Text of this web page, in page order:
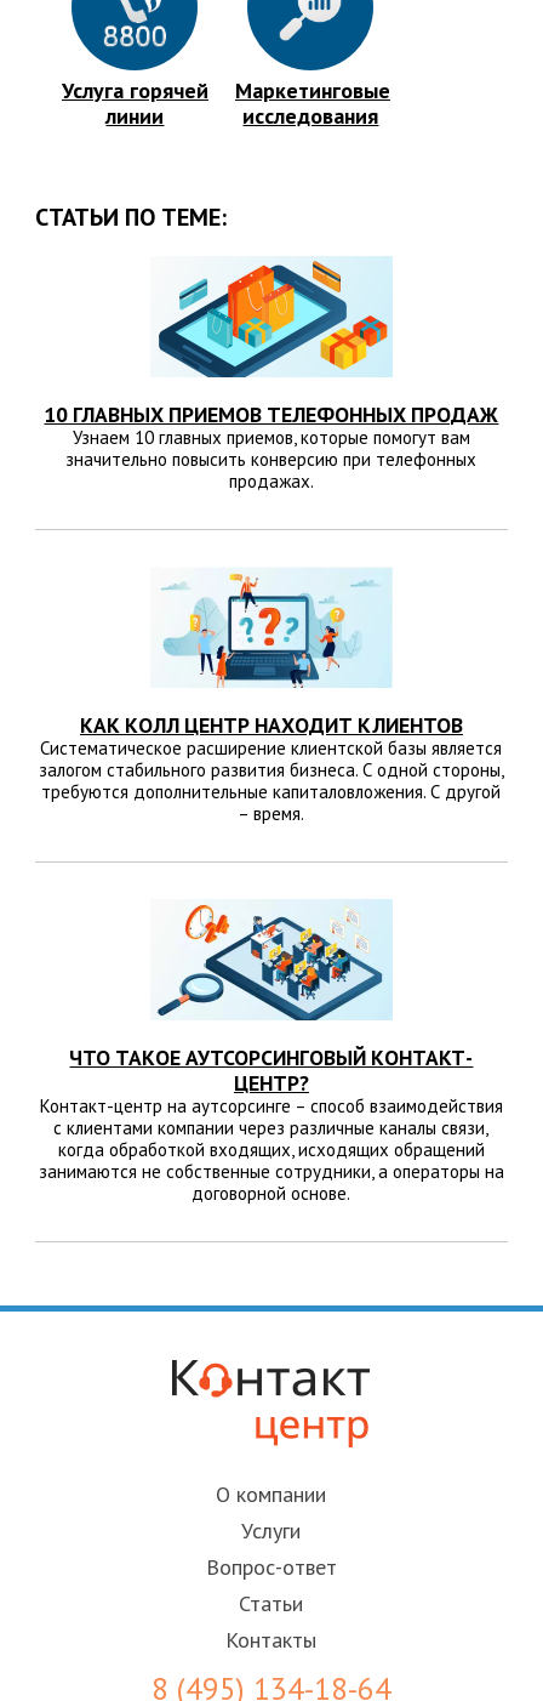
Услуга горячей
линии
Маркетинговые
исследования
СТАТЬИ ПО ТЕМЕ:
10 ГЛАВНЫХ ПРИЕМОВ ТЕЛЕФОННЫХ ПРОДАЖ
Узнаем 10 главных приемов, которые помогут вам
значительно повысить конверсию при телефонных
продажах.
КАК КОЛЛ ЦЕНТР НАХОДИТ КЛИЕНТОВ
Систематическое расширение клиентской базы является
залогом стабильного развития бизнеса. С одной стороны,
требуются дополнительные капиталовложения. С другой
– время.
ЧТО ТАКОЕ АУТСОРСИНГОВЫЙ КОНТАКТ-
ЦЕНТР?
Контакт-центр на аутсорсинге – способ взаимодействия
с клиентами компании через различные каналы связи,
когда обработкой входящих, исходящих обращений
занимаются не собственные сотрудники, а операторы на
договорной основе.
О компании
Услуги
Вопрос-ответ
Статьи
Контакты
8 (495) 134-18-64